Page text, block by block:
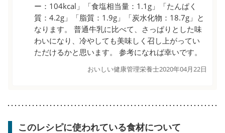
ー：104kcal」「食塩相当量：1.1g」「たんぱく
質：4.2g」「脂質：1.9g」「炭水化物：18.7g」と
なります。 普通牛乳に比べて、さっぱりとした味
わいになり、冷やしても美味しく召し上がってい
ただけるかと思います。 参考になれば幸いです。
おいしい健康管理栄養士2020年04月22日
このレシピに使われている食材について